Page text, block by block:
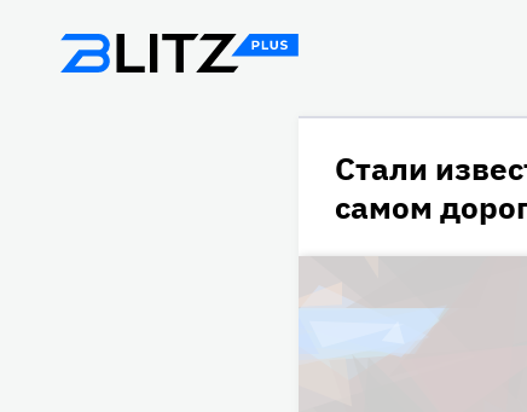
Стали
самом